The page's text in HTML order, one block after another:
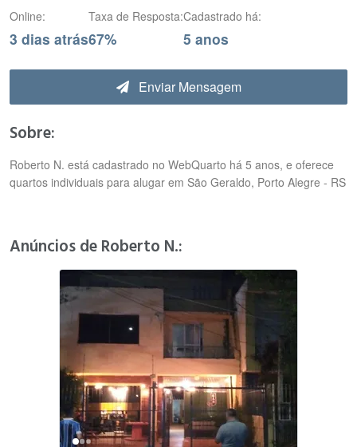
Online:
3 dias atrás
Taxa de Resposta:
67%
Cadastrado há:
5 anos
Enviar Mensagem
Sobre:
Roberto N. está cadastrado no WebQuarto há 5 anos, e oferece
quartos individuais para alugar em São Geraldo, Porto Alegre - RS
Anúncios de Roberto N.: